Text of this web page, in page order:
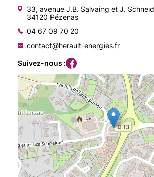
Agenda
Nous connaître
33, avenue J.B. Salvaing et J.
34120 Pézenas
04 67 09 70 20
contact@herault-energies.fr
Suivez-nous :